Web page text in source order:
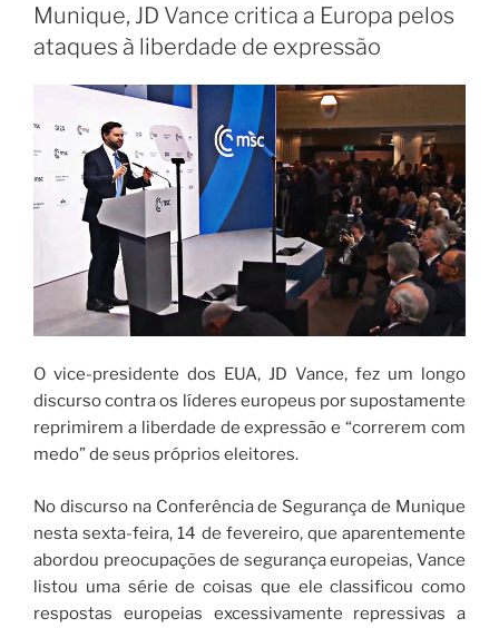
Munique, JD Vance critica a Europa pelos
ataques à liberdade de expressão
O vice-presidente dos EUA, JD Vance, fez um longo
discurso contra os líderes europeus por supostamente
reprimirem a liberdade de expressão e “correrem com
medo” de seus próprios eleitores.
No discurso na Conferência de Segurança de Munique
nesta sexta-feira, 14 de fevereiro, que aparentemente
abordou preocupações de segurança europeias, Vance
listou uma série de coisas que ele classificou como
respostas europeias excessivamente repressivas a